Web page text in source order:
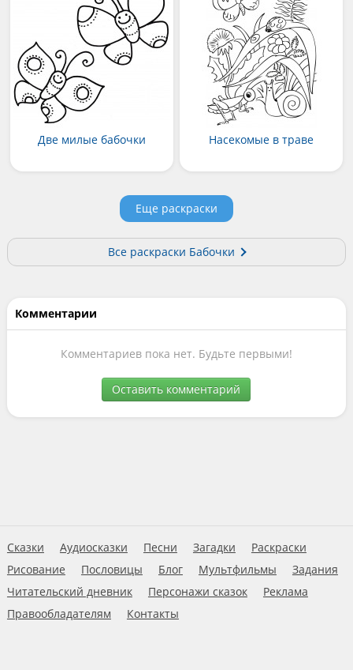
Две милые бабочки Насекомые в траве
Еще раскраски
Все раскраски Бабочки
Комментарии
Комментариев пока нет. Будьте первыми!
Оставить комментарий
Сказки Аудиосказки Песни Загадки
Раскраски
Рисование
Пословицы Блог Мультфильмы
Задания
Читательский дневник
Персонажи сказок
Реклама
Правообладателям
Контакты